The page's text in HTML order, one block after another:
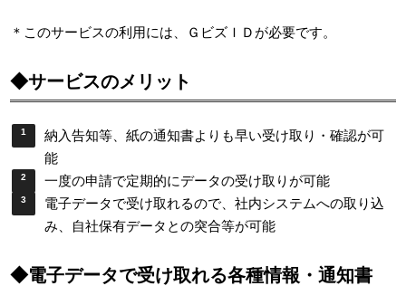
＊このサービスの利用には、ＧビズＩＤが必要です。
◆サービスのメリット
納入告知等、紙の通知書よりも早い受け取り・確認が可
能
一度の申請で定期的にデータの受け取りが可能
電子データで受け取れるので、社内システムへの取り込
み、自社保有データとの突合等が可能
◆電子データで受け取れる各種情報・通知書